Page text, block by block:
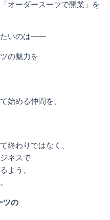
オーダースーツで開業」を
たいのは——
の魅力を
始める仲間を、
終わりではなく、
ネスで
よう、
ツの